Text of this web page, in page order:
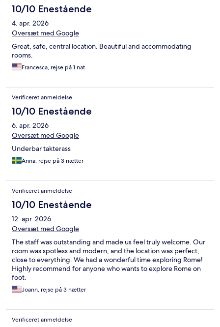
10/10 Enestående
4. apr. 2026
Oversæt med Google
Great, safe, central location. Beautiful and accommodating
rooms.
Francesca, rejse på 1 nat
Verificeret anmeldelse
10/10 Enestående
6. apr. 2026
Oversæt med Google
Underbar takterass
Anna, rejse på 3 nætter
Verificeret anmeldelse
10/10 Enestående
12. apr. 2026
Oversæt med Google
The staff was outstanding and made us feel truly welcome. Our
room was spotless and modern, and the location was perfect,
close to everything. We had a wonderful time exploring Rome!
Highly recommend for anyone who wants to explore Rome on
foot.
Joann, rejse på 3 nætter
Verificeret anmeldelse